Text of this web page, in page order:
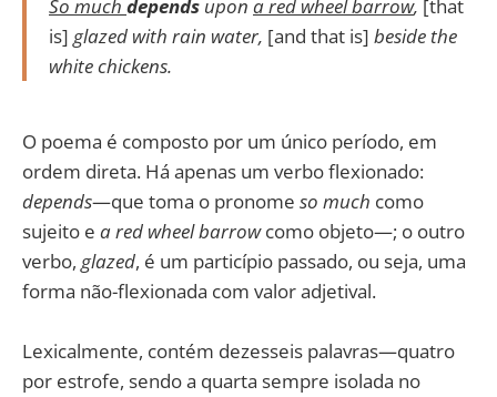
So much depends upon a red wheel barrow, [that
is] glazed with rain water, [and that is] beside the
white chickens.
O poema é composto por um único período, em
ordem direta. Há apenas um verbo flexionado:
depends—que toma o pronome so much como
sujeito e a red wheel barrowcomo objeto—; o outro
verbo, glazed, é um particípio passado, ou seja, uma
forma não-flexionada com valor adjetival.
Lexicalmente, contém dezesseis palavras—quatro
por estrofe, sendo a quarta sempre isolada no